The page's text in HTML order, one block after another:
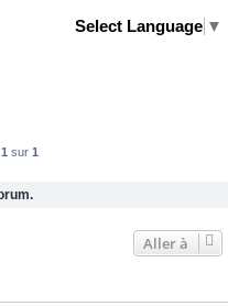
Select Language ▼
1 sur 1
Aller à